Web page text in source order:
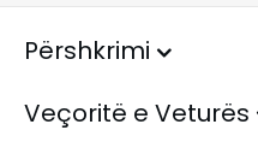
Përshkrimi
Veçoritë e Veturës